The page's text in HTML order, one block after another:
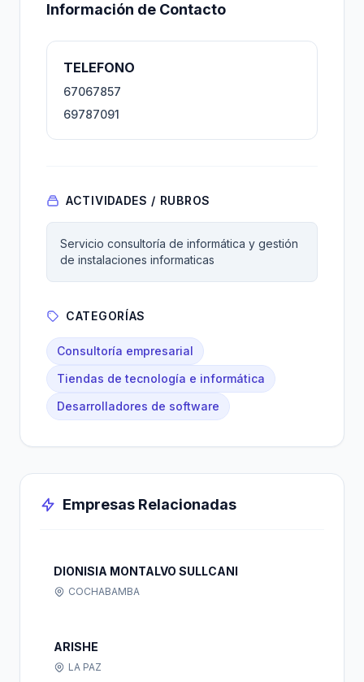
Información de Contacto
TELEFONO
67067857
69787091
ACTIVIDADES / RUBROS
Servicio consultoría de informática y gestión
de instalaciones informaticas
CATEGORÍAS
Consultoría empresarial
Tiendas de tecnología e informática
Desarrolladores de software
Empresas Relacionadas
DIONISIA MONTALVO SULLCANI
COCHABAMBA
ARISHE
LA PAZ